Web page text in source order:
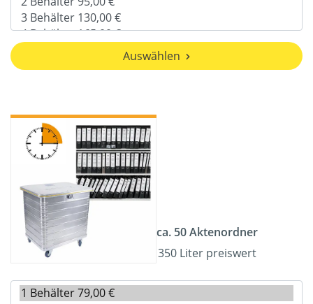
Auswählen
ca. 50 Aktenordner
350 Liter preiswert